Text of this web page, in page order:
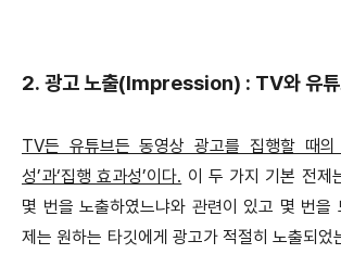
2. 광고 노출(Impression) : TV와 유튜
TV든 유튜브든 동영상 광고를 집행할 때의
성’과‘집행 효과성’이다. 이 두 가지 기본 전제
몇 번을 노출하였느냐와 관련이 있고 몇 번을
제는 원하는 타깃에게 광고가 적절히 노출되었